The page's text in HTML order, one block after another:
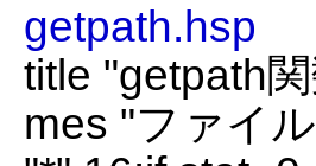
getpath.hsp
title "getpath
mes "ファイ